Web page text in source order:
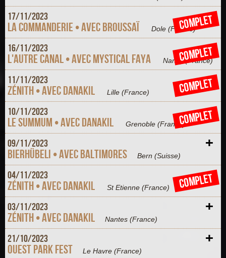
17/11/2023
La Commanderie • Avec Broussaï Dole (France) +
COMPLET
16/11/2023
L'autre canal • Avec Mystical Faya Nancy (France)
+
COMPLET
11/11/2023
Zénith • AVEC DANAKIL Lille (France) +
COMPLET
10/11/2023
Le Summum • AVEC DANAKIL Grenoble (France) +
COMPLET
09/11/2023
Bierhübeli • Avec Baltimores Bern (Suisse) +
04/11/2023
Zénith • AVEC DANAKIL St Etienne (France) +
COMPLET
03/11/2023
Zénith • AVEC DANAKIL Nantes (France) +
21/10/2023
Ouest Park Fest Le Havre (France) +